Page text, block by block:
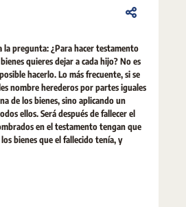
la pregunta: ¿Para hacer testamento
quieres dejar a cada hijo? No es
hacerlo. Lo más frecuente, si se
nombre herederos por partes iguales
de los bienes, sino aplicando un
ellos. Será después de fallecer el
en el testamento tengan que
bienes que el fallecido tenía, y